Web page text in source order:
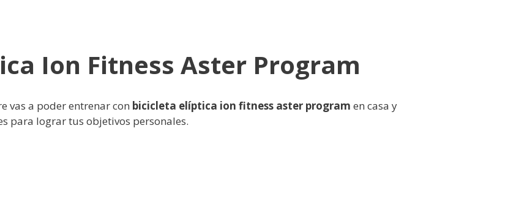
Ion Fitness Aster Program
vas a poder entrenar con bicicleta elíptica ion fitness aster program en casa y
para lograr tus objetivos personales.